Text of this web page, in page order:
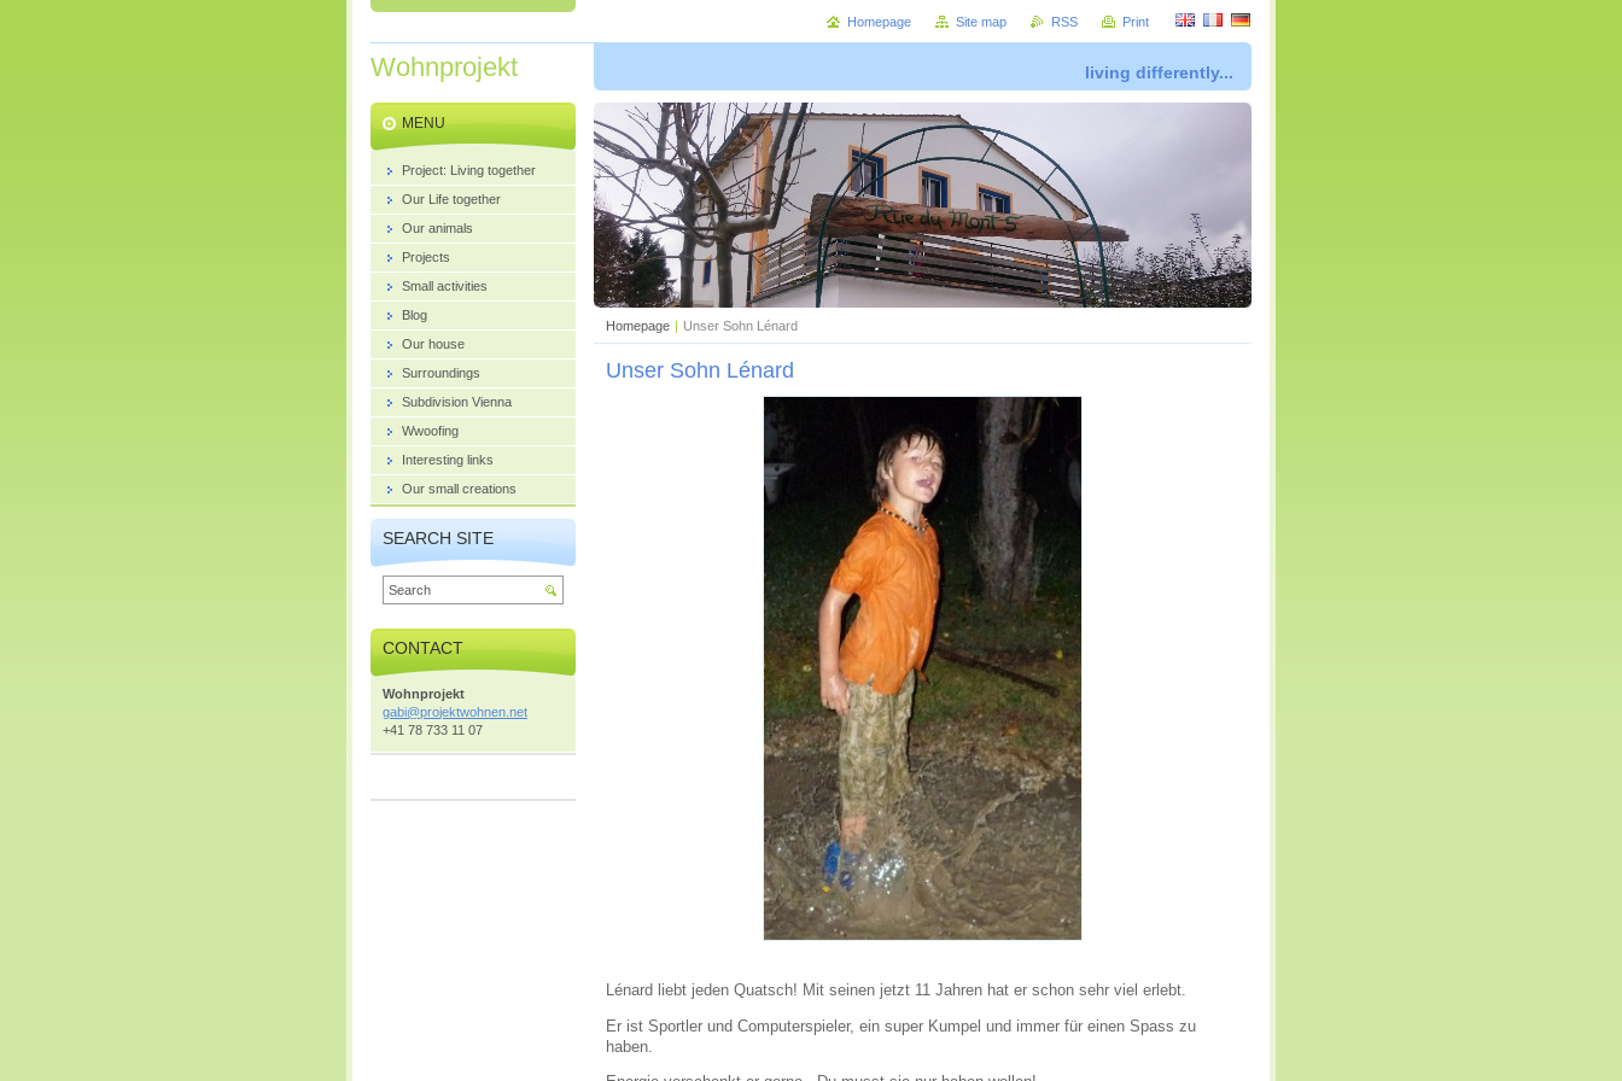
Wohnprojekt living differently...
Homepage | Unser Sohn Lénard
Unser Sohn Lénard
Lénard liebt jeden Quatsch! Mit seinen jetzt 11 Jahren hat er schon sehr viel erlebt.
Er ist Sportler und Computerspieler, ein super Kumpel und immer für einen Spass zu
haben.
MENU
Project: Living together
Our Life together
Our animals
Projects
Small activities
Blog
Our house
Surroundings
Subdivision Vienna
Wwoofing
Interesting links
Our small creations
SEARCH SITE
CONTACT
Wohnprojekt
gabi@projektwohnen.net
+41 78 733 11 07
Homepage Site map RSS Print